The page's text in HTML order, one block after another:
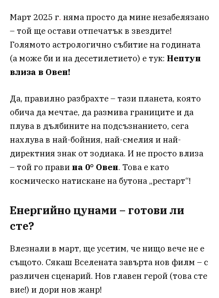
Март 2025 г. няма просто да мине незабелязано
– той ще остави отпечатък в звездите!
Голямото астрологично събитие на годината
(а може би и на десетилетието) е тук: Нептун
влиза в Овен!
Да, правилно разбрахте – тази планета, която
обича да мечтае, да размива границите и да
плува в дълбините на подсъзнанието, сега
нахлува в най-бойния, най-смелия и най-
директния знак от зодиака. И не просто влиза
– той го прави на 0° Овен. Това е като
космическо натискане на бутона „рестарт“!
Енергийно цунами – готови ли
сте?
Влезнали в март, ще усетим, че нищо вече не е
същото. Сякаш Вселената завърта нов филм – с
различен сценарий. Нов главен герой (това сте
вие!) и дори нов жанр!